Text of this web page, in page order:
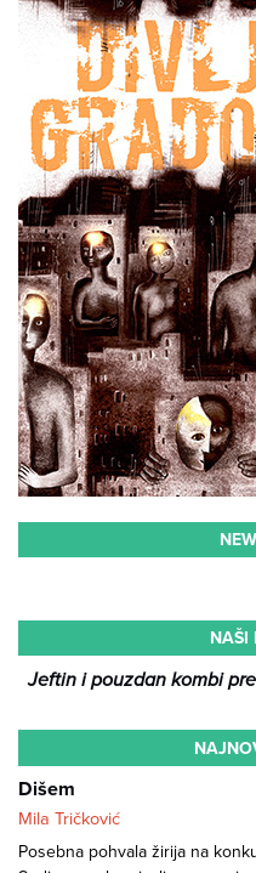
NAŠI
Jeftin i pouzdan kombi
Dišem
Mila Tričković
Posebna pohvala žirija na